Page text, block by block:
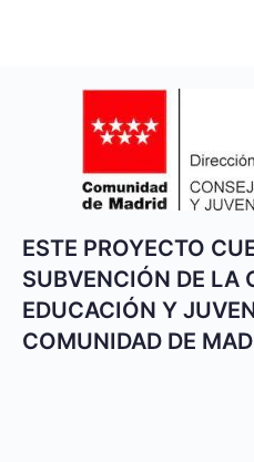
ESTE PROYECTO
SUBVENCIÓN DE LA
EDUCACIÓN Y
COMUNIDAD DE